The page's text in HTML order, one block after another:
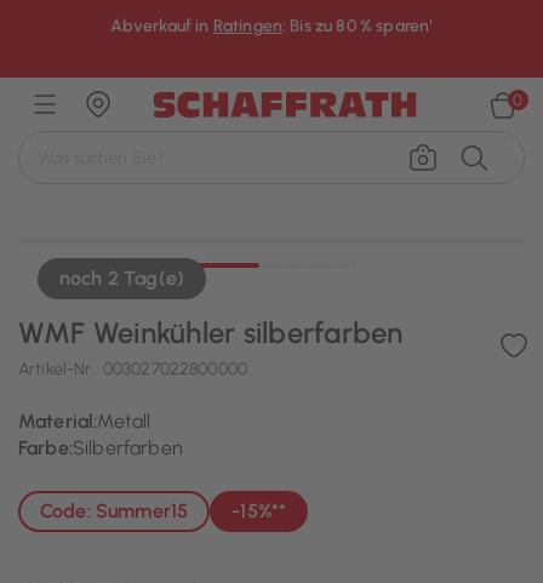
Abverkauf in Ratingen: Bis zu 80 % sparen¹
0
noch 2 Tag(e)
WMF Weinkühler silberfarben
Artikel-Nr.: 003027022800000
Material:Metall
Farbe:Silberfarben
Code: Summer15 -15%**